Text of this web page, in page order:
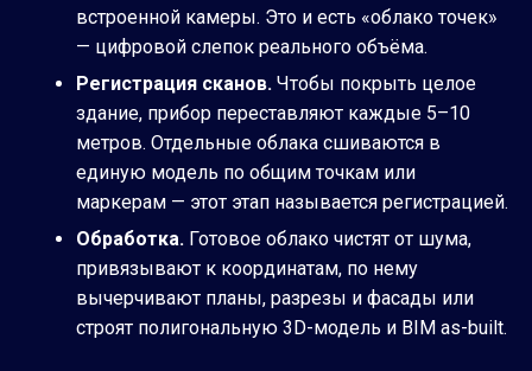
встроенной камеры. Это и есть «облако точек»
— цифровой слепок реального объёма.
Регистрация сканов. Чтобы покрыть целое
здание, прибор переставляют каждые 5–10
метров. Отдельные облака сшиваются в
единую модель по общим точкам или
маркерам — этот этап называется регистрацией.
Обработка. Готовое облако чистят от шума,
привязывают к координатам, по нему
вычерчивают планы, разрезы и фасады или
строят полигональную 3D-модель и BIM as-built.